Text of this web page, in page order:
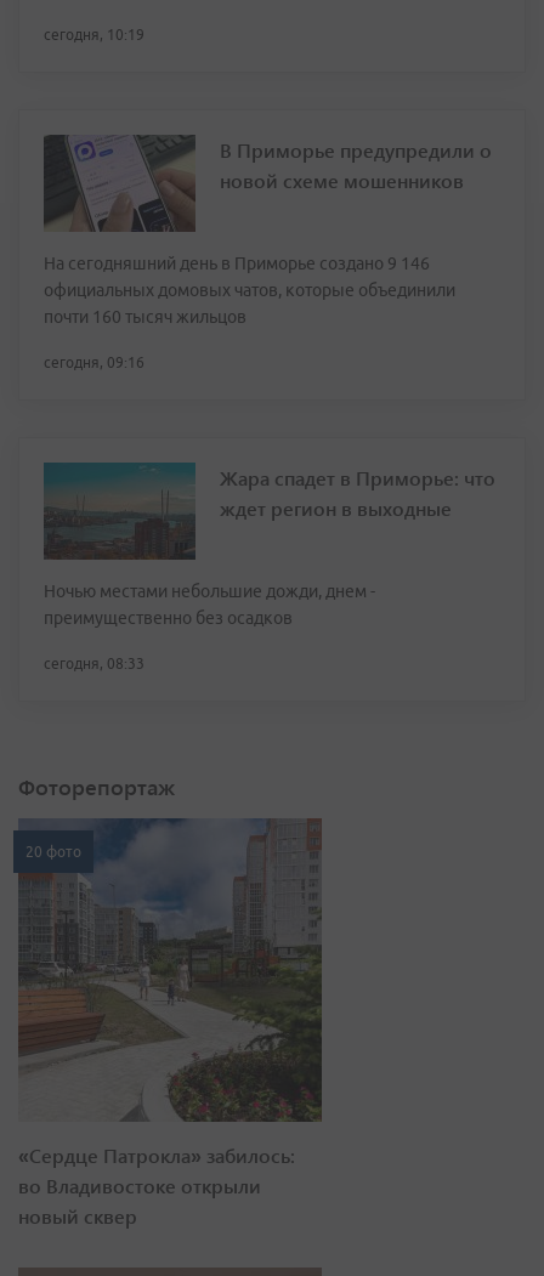
сегодня, 10:19
В Приморье предупредили о
новой схеме мошенников
На сегодняшний день в Приморье создано 9 146
официальных домовых чатов, которые объединили
почти 160 тысяч жильцов
сегодня, 09:16
Жара спадет в Приморье: что
ждет регион в выходные
Ночью местами небольшие дожди, днем -
преимущественно без осадков
сегодня, 08:33
Фоторепортаж
20 фото
«Сердце Патрокла» забилось:
во Владивостоке открыли
новый сквер